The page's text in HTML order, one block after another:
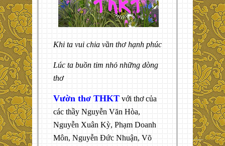
Khi ta vui chia vần thơ hạnh phúc
Lúc ta buồn tim nhỏ những dòng
thơ
Vườn thơ THKT với thơ của
các thầy Nguyễn Văn Hòa,
Nguyễn Xuân Kỳ, Phạm Doanh
Môn, Nguyễn Đức Nhuận, Võ